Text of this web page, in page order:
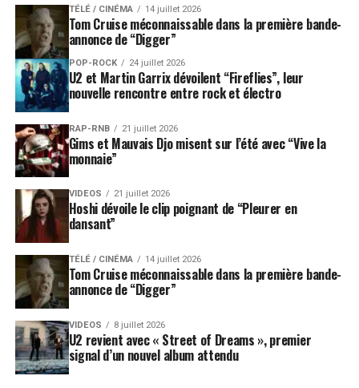
TÉLÉ / CINÉMA 14 juillet 2026
Tom Cruise méconnaissable dans la première bande-
annonce de “Digger”
POP-ROCK 24 juillet 2026
U2 et Martin Garrix dévoilent “Fireflies”, leur
nouvelle rencontre entre rock et électro
RAP-RNB 21 juillet 2026
Gims et Mauvais Djo misent sur l’été avec “Vive la
monnaie”
VIDEOS 21 juillet 2026
Hoshi dévoile le clip poignant de “Pleurer en
dansant”
TÉLÉ / CINÉMA 14 juillet 2026
Tom Cruise méconnaissable dans la première bande-
annonce de “Digger”
VIDEOS 8 juillet 2026
U2 revient avec « Street of Dreams », premier
signal d’un nouvel album attendu